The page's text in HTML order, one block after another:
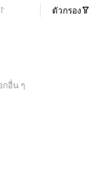
ตัวกรอง
กอื่น ๆ